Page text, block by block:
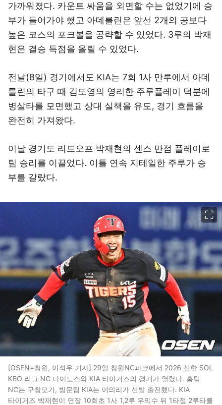
가까워졌다. 카운트 싸움을 외면할 수는 없었기에 승
부가 들어가야 했고 아데를린은 앞선 2개의 공보다
높은 코스의 포크볼을 공략할 수 있었다. 3루의 박재
현은 결승 득점을 올릴 수 있었다.
전날(8일) 경기에서도 KIA는 7회 1사 만루에서 아데
를린의 타구 때 김도영의 영리한 주루플레이 덕분에
병살타를 모면했고 상대 실책을 유도, 경기 흐름을
완전히 가져왔다.
이날 경기도 리드오프 박재현의 센스 만점 플레이로
팀 승리를 이끌었다. 이틀 연속 지테일한 주루가 승
부를 갈랐다.
[OSEN=창원, 이석우 기자] 29일 창원NC파크에서 2026 신한 SOL
KBO 리그 NC 다이노스와 KIA 타이거즈의 경기가 열렸다. 홈팀
NC는 구창모가, 방문팀 KIA는 이의리가 선발 출전했다. KIA
타이거즈 박재현이 연장 10회초 1사 1,2루 우익수 뒤 1타점 2루타를